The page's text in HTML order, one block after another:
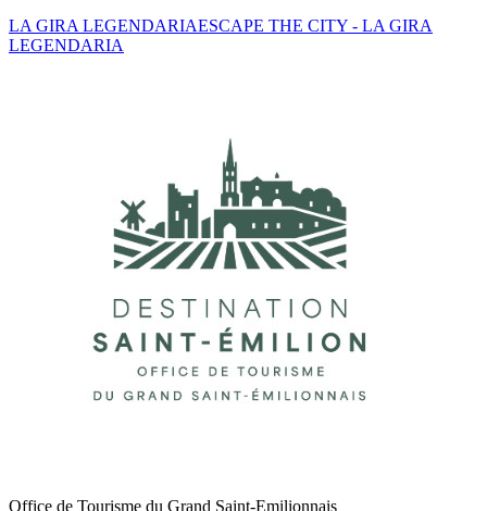
LA GIRA LEGENDARIAESCAPE THE CITY - LA GIRA
LEGENDARIA
Office de Tourisme du Grand Saint-Emilionnais